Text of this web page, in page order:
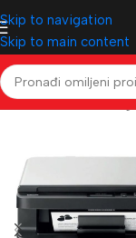
Skip to navigation
Skip to main content
Početna IT & Gaming